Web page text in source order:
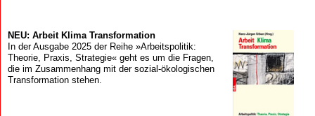
NEU: Arbeit Klima Transformation
In der Ausgabe 2025 der Reihe »Arbeitspolitik:
Theorie, Praxis, Strategie« geht es um die Fragen,
die im Zusammenhang mit der sozial-ökologischen
Transformation stehen.